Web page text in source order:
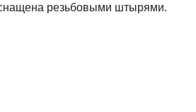
резьбовыми штырями.